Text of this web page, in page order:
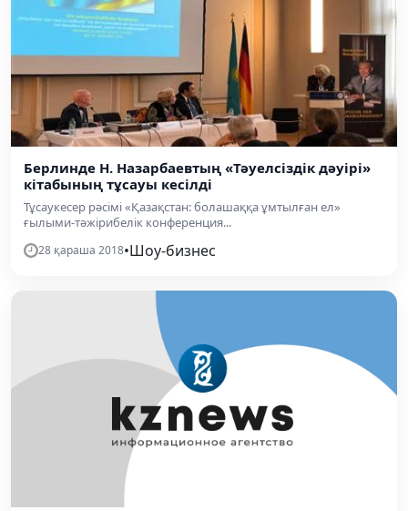
Берлинде Н. Назарбаевтың «Тәуелсіздік дәуірі»
кітабының тұсауы кесілді
Тұсаукесер рәсімі «Қазақстан: болашаққа ұмтылған ел»
ғылыми-тәжірибелік конференция...
28 қараша 2018•Шоу-бизнес